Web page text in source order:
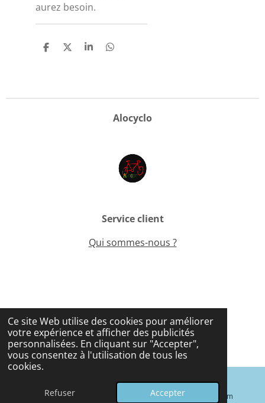
Ce site Web utilise des cookies pour améliorer
votre expérience et afficher des publicités
personnalisées. En cliquant sur "Accepter",
vous consentez à l'utilisation de tous les
cookies.
Refuser Accepter
aurez besoin.
P
g
P
g
P
g
P
g
Alocyclo
Service client
Qui sommes-nous ?
Me contacter
© 2025 - 2026 Alocyclo
Propulsé parWebador
E-mail Instagram